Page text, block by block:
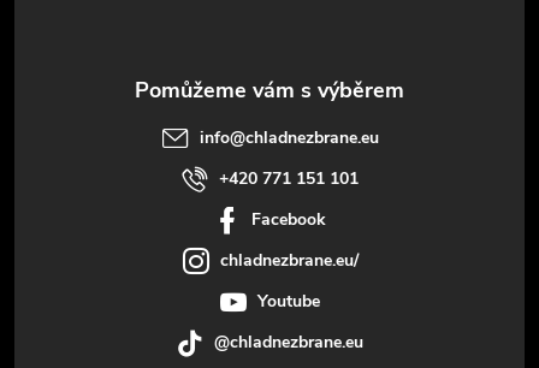
info@chladnezbrane.eu
+420 771 151 101
Facebook
chladnezbrane.eu/
Youtube
@chladnezbrane.eu